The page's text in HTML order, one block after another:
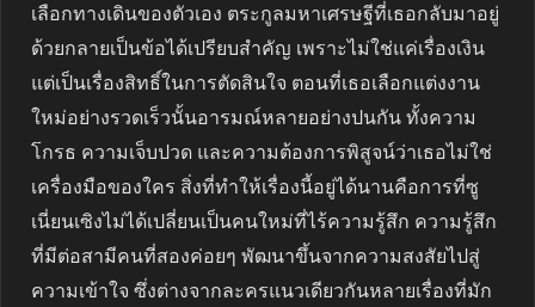
เลือกทางเดินของตัวเอง ตระกูลมหาเศรษฐีที่เธอกลับมาอยู่
ด้วยกลายเป็นข้อได้เปรียบสำคัญ เพราะไม่ใช่แค่เรื่องเงิน
แต่เป็นเรื่องสิทธิ์ในการตัดสินใจ ตอนที่เธอเลือกแต่งงาน
ใหม่อย่างรวดเร็วนั้นอารมณ์หลายอย่างปนกัน ทั้งความ
โกรธ ความเจ็บปวด และความต้องการพิสูจน์ว่าเธอไม่ใช่
เครื่องมือของใคร สิ่งที่ทำให้เรื่องนี้อยู่ได้นานคือการที่ซู
เนี่ยนเซิงไม่ได้เปลี่ยนเป็นคนใหม่ที่ไร้ความรู้สึก ความรู้สึก
ที่มีต่อสามีคนที่สองค่อยๆ พัฒนาขึ้นจากความสงสัยไปสู่
ความเข้าใจ ซึ่งต่างจากละครแนวเดียวกันหลายเรื่องที่มัก